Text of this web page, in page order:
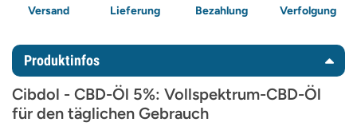
Versand
Lieferung
Bezahlung
Verfolgung
Produktinfos
Cibdol - CBD-Öl 5%: Vollspektrum-CBD-Öl
für den täglichen Gebrauch